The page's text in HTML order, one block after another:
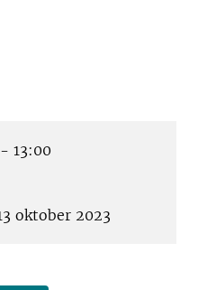
13:00
oktober 2023